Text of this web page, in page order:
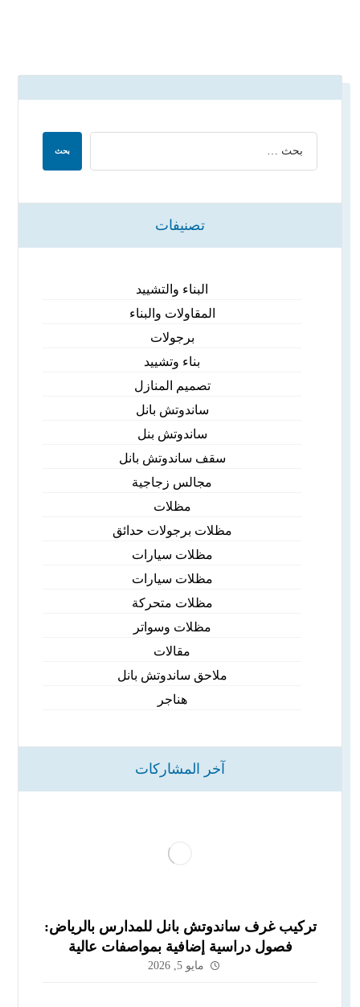
تصنيفات
البناء والتشييد
المقاولات والبناء
برجولات
بناء وتشييد
تصميم المنازل
ساندوتش بانل
ساندوتش بنل
سقف ساندوتش بانل
مجالس زجاجية
مظلات
مظلات برجولات حدائق
مظلات سيارات
مظلات سيارات
مظلات متحركة
مظلات وسواتر
مقالات
ملاحق ساندوتش بانل
هناجر
آخر المشاركات
تركيب غرف ساندوتش بانل للمدارس بالرياض:
فصول دراسية إضافية بمواصفات عالية
مايو 5, 2026